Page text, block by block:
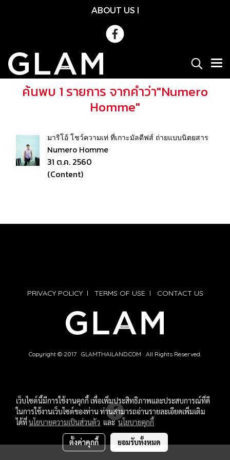
ABOUT US l
ค้นพบ 1 รายการ จากคำว่า"Numero
Homme"
มาริโอ้ โชว์ความเท่ ที่เกาะมัลดีฟส์ ถ่ายแบบนิตยสาร
Numero Homme
31 ต.ค. 2560
(Content)
PRIVACY POLICYl TERMS OF USE l CONTACT US
Copyright © 2017 GLAMTHAILAND.COM All Rights Reserved.
เว็บไซต์นี้มีการใช้งานคุกกี้ เพื่อเพิ่มประสิทธิภาพและประสบการณ์ที่ดี
ในการใช้งานเว็บไซต์ของท่าน ท่านสามารถอ่านรายละเอียดเพิ่มเติม
ได้ที่นโยบายความเป็นส่วนตัว และนโยบายคุกกี้
ตั้งค่าคุกกี้ ยอมรับทั้งหมด